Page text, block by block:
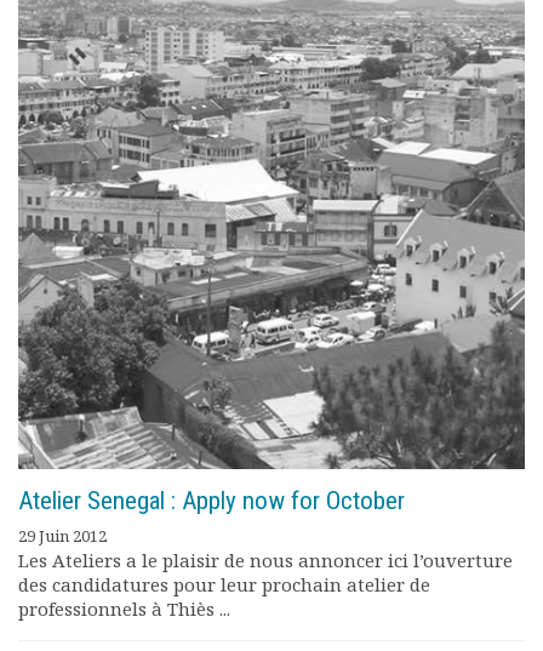
Atelier Senegal : Apply now for October
29 Juin 2012
Les Ateliers a le plaisir de nous annoncer ici l’ouverture
des candidatures pour leur prochain atelier de
professionnels à Thiès ...